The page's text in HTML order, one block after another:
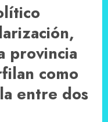
provincia
como
entre dos